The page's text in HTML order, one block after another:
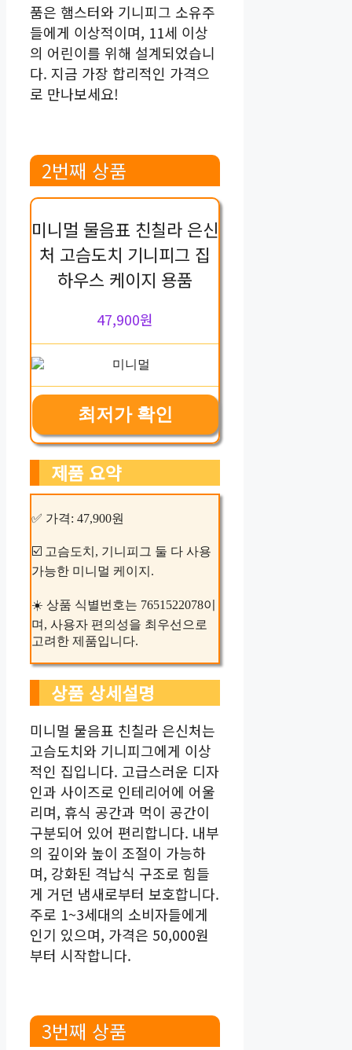
품은 햄스터와 기니피그 소유주
들에게 이상적이며, 11세 이상
의 어린이를 위해 설계되었습니
다. 지금 가장 합리적인 가격으
로 만나보세요!
2번째 상품
미니멀 물음표 친칠라 은신
처 고슴도치 기니피그 집
하우스 케이지 용품
47,900원
최저가 확인
제품 요약
✅ 가격: 47,900원
☑️ 고슴도치, 기니피그 둘 다 사용
가능한 미니멀 케이지.
☀️ 상품 식별번호는 7651522078이
며, 사용자 편의성을 최우선으로
고려한 제품입니다.
상품 상세설명
미니멀 물음표 친칠라 은신처는
고슴도치와 기니피그에게 이상
적인 집입니다. 고급스러운 디자
인과 사이즈로 인테리어에 어울
리며, 휴식 공간과 먹이 공간이
구분되어 있어 편리합니다. 내부
의 깊이와 높이 조절이 가능하
며, 강화된 격납식 구조로 힘들
게 거던 냄새로부터 보호합니다.
주로 1~3세대의 소비자들에게
인기 있으며, 가격은 50,000원
부터 시작합니다.
3번째 상품